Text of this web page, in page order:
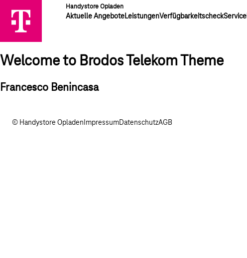
Handystore Opladen
Aktuelle AngeboteLeistungenVerfügbarkeitscheckService
Welcome to Brodos Telekom Theme
Francesco Benincasa
© Handystore Opladen ImpressumDatenschutzAGB